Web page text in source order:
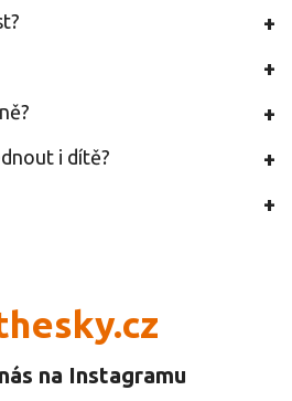
i dítě?
na Instagramu